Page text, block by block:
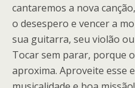
cantaremos a nova
o desespero e vencer a
sua guitarra, seu violão
Tocar sem parar, porque
aproxima. Aproveite esse